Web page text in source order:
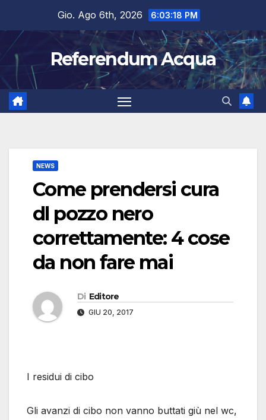
contenuto
Gio. Ago 6th, 2026 6:03:19 PM
Referendum Acqua
NEWS
Come prendersi cura
dl pozzo nero
correttamente: 4 cose
da non fare mai
Di Editore
GIU 20, 2017
I residui di cibo
Gli avanzi di cibo non vanno buttati giù nel wc,